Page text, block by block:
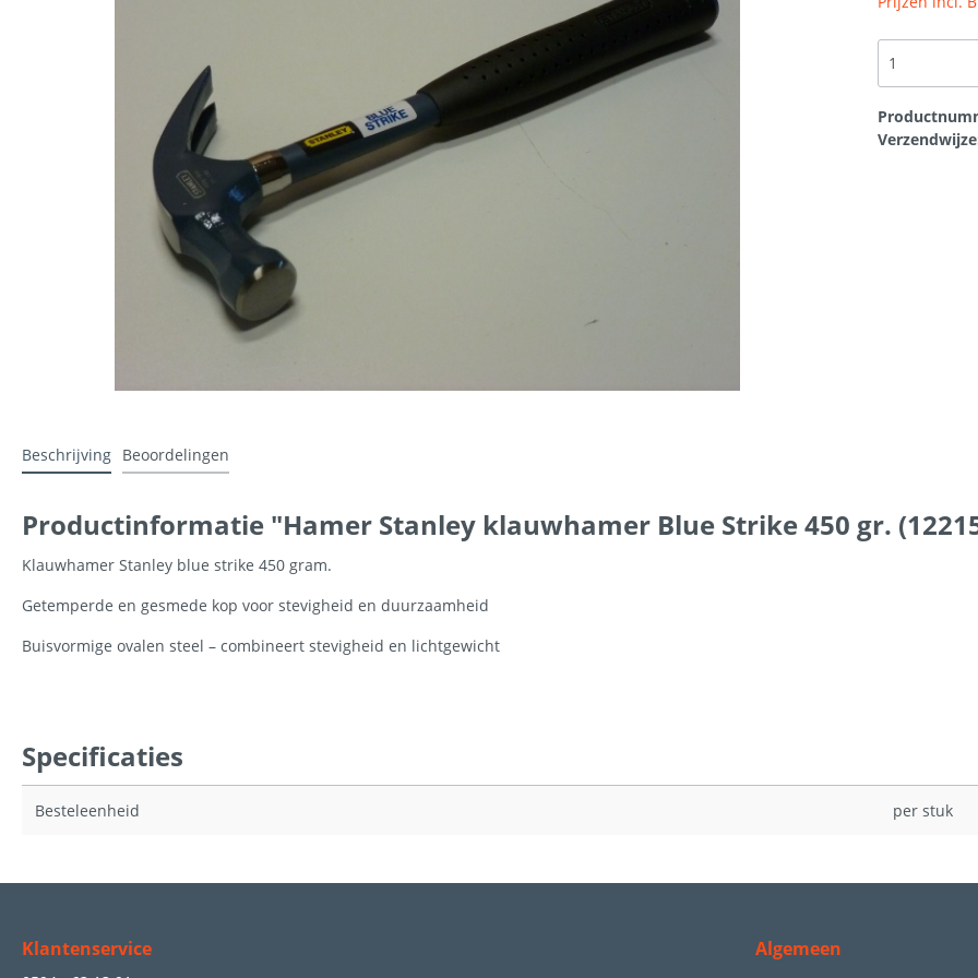
Ubbink artikelen Scheurherstel gevel
Werkhandschoenen Ubiflex loodvervanger Hang en sluitwerk
Bouwplaten
Beschrijving Beoordelingen
Productinformatie "Hamer Stanley klauwhamer Blue Strike 450 gr.
Klauwhamer Stanley blue strike 450 gram.
Getemperde en gesmede kop voor stevigheid en duurzaamheid
Buisvormige ovalen steel – combineert stevigheid en lichtgewicht
Specificaties
Besteleenheid per stuk
Klantenservice Algemeen